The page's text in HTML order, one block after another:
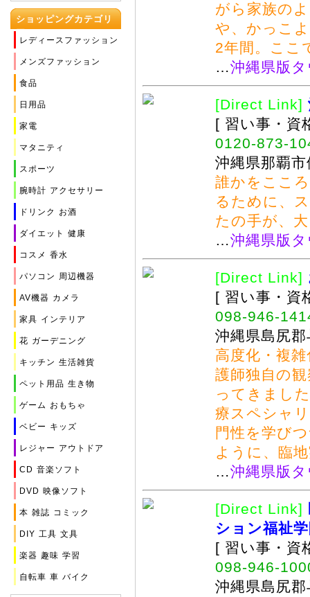
ショッピングカテゴリ
ー
レディースファッション
メンズファッション
食品
日用品
家電
マタニティ
スポーツ
腕時計 アクセサリー
ドリンク お酒
ダイエット 健康
コスメ 香水
パソコン 周辺機器
AV機器 カメラ
家具 インテリア
花 ガーデニング
キッチン 生活雑貨
ペット用品 生き物
ゲーム おもちゃ
ベビー キッズ
レジャー アウトドア
CD 音楽ソフト
DVD 映像ソフト
本 雑誌 コミック
DIY 工具 文具
楽器 趣味 学習
自転車 車 バイク
がら家族の
や、かっこ
2年間。ここ
…沖縄県版
[Direct Link]
[ 習い事・
0120-873-
沖縄県那覇
誰かをここ
るために、
たの手が、
…沖縄県版
[Direct Link]
[ 習い事・
098-946-
沖縄県島尻
高度化・複
護師独自の
ってきまし
療スペシャ
門性を学び
ように、臨
…沖縄県版
[Direct Link]
ション福祉
[ 習い事・
098-946-
沖縄県島尻